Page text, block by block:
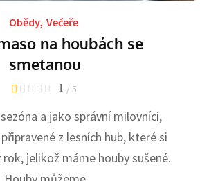
Obědy, Večeře
na houbách se
smetanou
1 / 5
a jako správní milovníci,
z lesních hub, které si
jelikož máme houby sušené.